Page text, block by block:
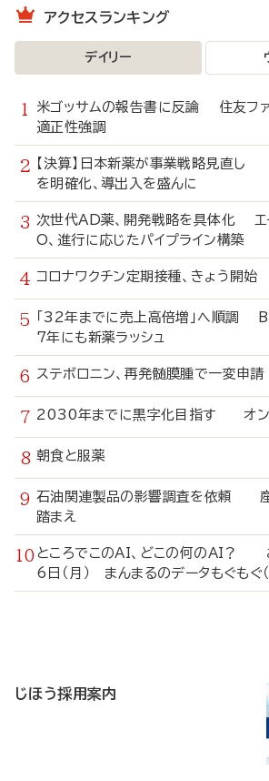
アクセスランキング
デイリー
米ゴッサムの報告書に反論 住友ファ
適正性強調
【決算】日本新薬が事業戦略見直
を明確化、導出入を盛んに
次世代AD薬、開発戦略を具体化 エ
O、進行に応じたパイプライン構築
コロナワクチン定期接種、きょう
「32年までに売上高倍増」へ順調
7年にも新薬ラッシュ
ステボロニン、再発髄膜腫で一変申
2030年までに黒字化目指す オン
朝食と服薬
石油関連製品の影響調査を依頼 産
踏まえ
ところでこのAI、どこの何のAI？
6日（月） まんまるのデータもぐもぐ
じほう採用案内